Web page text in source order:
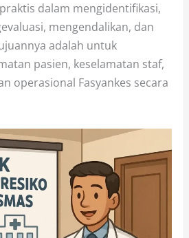
dalam mengidentifikasi,
mengendalikan, dan
adalah untuk
pasien, keselamatan staf,
operasional Fasyankes secara